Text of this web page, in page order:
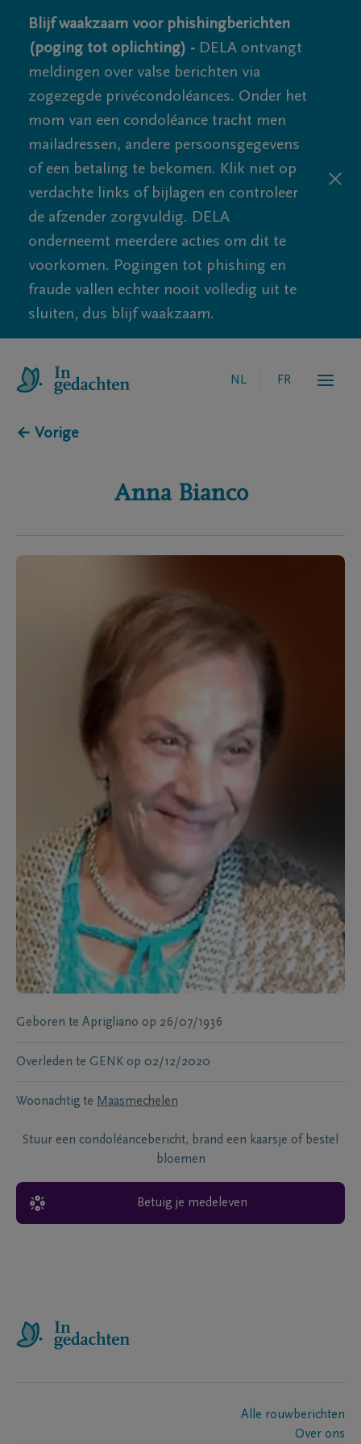
Blijf waakzaam voor phishingberichten
(poging tot oplichting) - DELA ontvangt
meldingen over valse berichten via
zogezegde privécondoléances. Onder het
mom van een condoléance tracht men
mailadressen, andere persoonsgegevens
of een betaling te bekomen. Klik niet op
verdachte links of bijlagen en controleer
de afzender zorgvuldig. DELA
onderneemt meerdere acties om dit te
voorkomen. Pogingen tot phishing en
fraude vallen echter nooit volledig uit te
sluiten, dus blijf waakzaam.
NL FR
← Vorige
Anna Bianco
Geboren te Aprigliano op 26/07/1936
Overleden te GENK op 02/12/2020
Woonachtig te Maasmechelen
Stuur een condoléancebericht, brand een kaarsje of bestel
bloemen
Betuig je medeleven
Alle rouwberichten
Over ons